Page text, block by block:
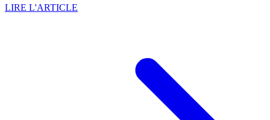
LIRE L'ARTICLE